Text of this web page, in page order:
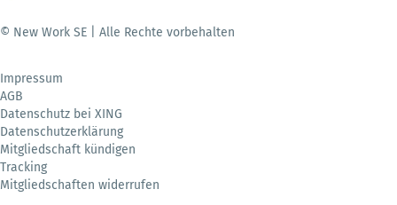
© New Work SE | Alle Rechte vorbehalten
Impressum
AGB
Datenschutz bei XING
Datenschutzerklärung
Mitgliedschaft kündigen
Tracking
Mitgliedschaften widerrufen